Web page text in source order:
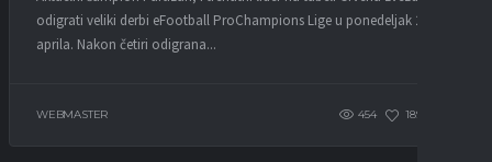
odigrati veliki derbi eFootball ProChampions Lige u ponedeljak 22.
aprila. Nakon četiri odigrana...
WEBMASTER 454 189